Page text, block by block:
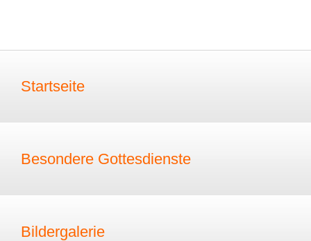
Startseite
Besondere Gottesdienste
Bildergalerie